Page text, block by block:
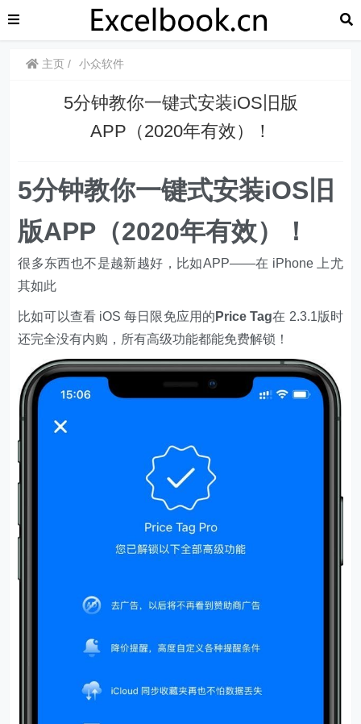
主页 小众软件
​​5分钟教你一键式安装iOS旧版
APP（2020年有效）！
​​5分钟教你一键式安装iOS旧
版APP（2020年有效）！
很多东西也不是越新越好，比如APP——在 iPhone 上尤
其如此
比如可以查看 iOS 每日限免应用的 Price Tag在 2.3.1版时
还完全没有内购，所有高级功能都能免费解锁！